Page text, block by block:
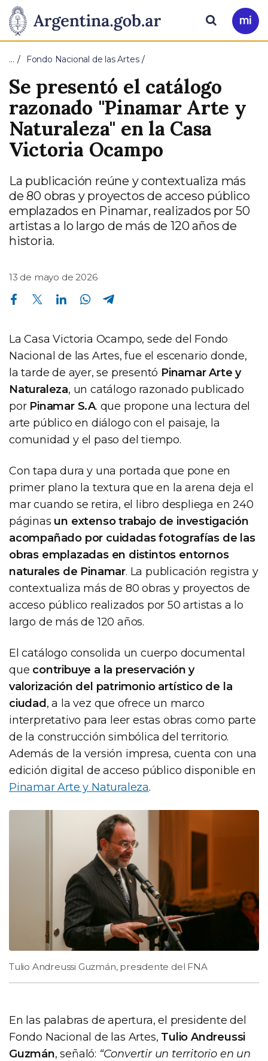
Presidencia
de
la
Nación
Pasar al contenido principal
Ir
a
Buscar
… Fondo Nacional de las Artes
Se presentó el catálogo
razonado "Pinamar Arte y
Naturaleza" en la Casa
Victoria Ocampo
La publicación reúne y contextualiza más
de 80 obras y proyectos de acceso público
emplazados en Pinamar, realizados por 50
artistas a lo largo de más de 120 años de
historia.
13 de mayo de 2026
Compartir en Facebook Compartir en Twitter Compartir en Linkedin Compartir en Whatsapp
La Casa Victoria Ocampo, sede del Fondo
Nacional de las Artes, fue el escenario donde,
la tarde de ayer, se presentó Pinamar Arte y
Naturaleza, un catálogo razonado publicado
por Pinamar S.A. que propone una lectura del
arte público en diálogo con el paisaje, la
comunidad y el paso del tiempo.
Con tapa dura y una portada que pone en
primer plano la textura que en la arena deja el
mar cuando se retira, el libro despliega en 240
páginas un extenso trabajo de investigación
acompañado por cuidadas fotografías de las
obras emplazadas en distintos entornos
naturales de Pinamar. La publicación registra y
contextualiza más de 80 obras y proyectos de
acceso público realizados por 50 artistas a lo
largo de más de 120 años.
El catálogo consolida un cuerpo documental
que contribuye a la preservación y
valorización del patrimonio artístico de la
ciudad , a la vez que ofrece un marco
interpretativo para leer estas obras como parte
de la construcción simbólica del territorio.
Además de la versión impresa, cuenta con una
edición digital de acceso público disponible en
Pinamar Arte y Naturaleza.
Tulio Andreussi Guzmán, presidente del FNA
En las palabras de apertura, el presidente del
Fondo Nacional de las Artes, Tulio Andreussi
Guzmán, señaló: “Convertir un territorio en un